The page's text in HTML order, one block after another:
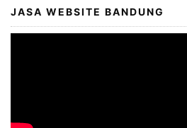
JASA WEBSITE BANDUNG